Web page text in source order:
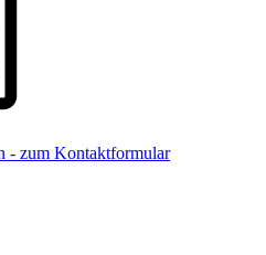
- zum Kontaktformular